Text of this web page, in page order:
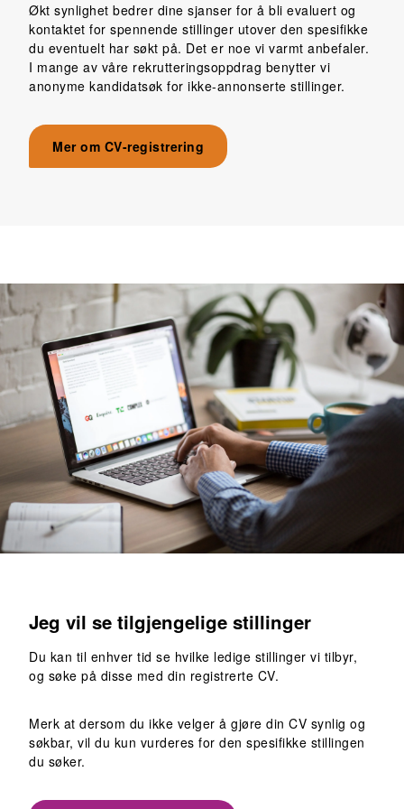
Økt synlighet bedrer dine sjanser for å bli evaluert og
kontaktet for spennende stillinger utover den spesifikke
du eventuelt har søkt på. Det er noe vi varmt anbefaler.
I mange av våre rekrutteringsoppdrag benytter vi
anonyme kandidatsøk for ikke-annonserte stillinger.
Mer om CV-registrering
Jeg vil se tilgjengelige stillinger
Du kan til enhver tid se hvilke ledige stillinger vi tilbyr,
og søke på disse med din registrerte CV.
Merk at dersom du ikke velger å gjøre din CV synlig og
søkbar, vil du kun vurderes for den spesifikke stillingen
du søker.